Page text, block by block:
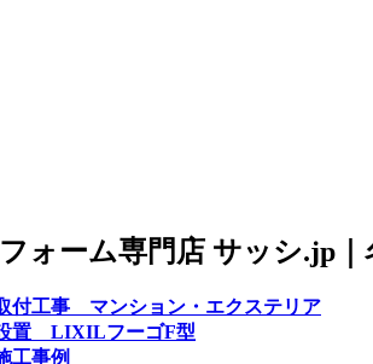
付工事 マンション・エクステリア
置 LIXILフーゴF型
事例